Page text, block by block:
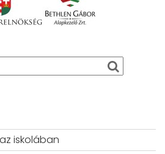
iskolában